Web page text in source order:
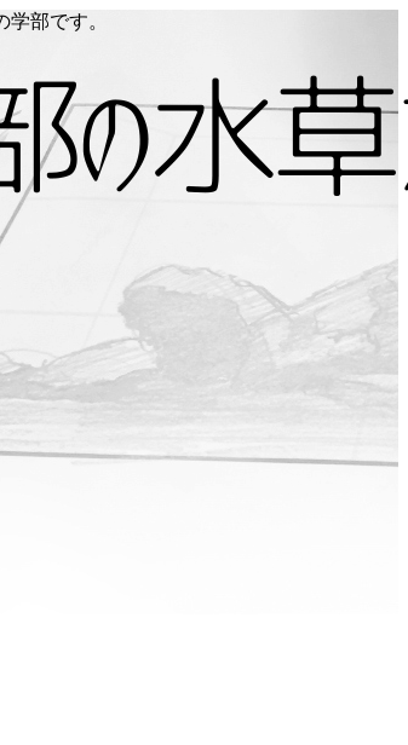
部です。